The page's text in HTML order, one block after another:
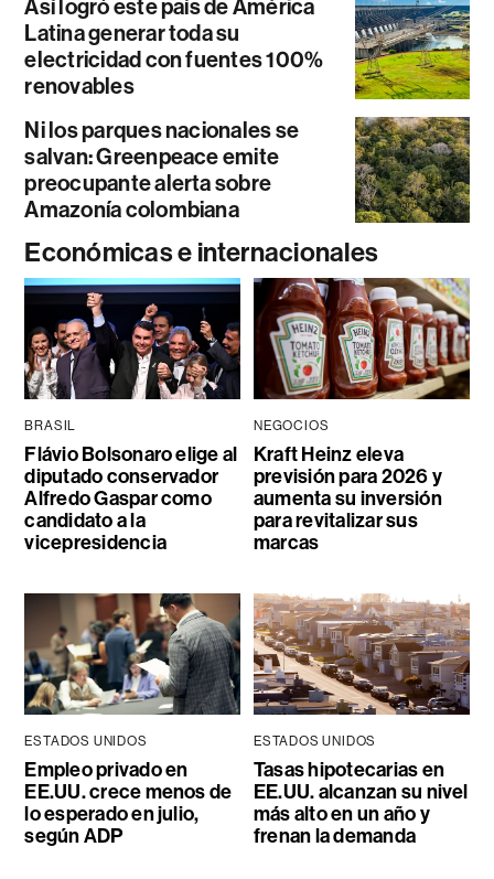
Así logró este país de América
Latina generar toda su
electricidad con fuentes 100%
renovables
Ni los parques nacionales se
salvan: Greenpeace emite
preocupante alerta sobre
Amazonía colombiana
Económicas e internacionales
BRASIL
Flávio Bolsonaro elige al
diputado conservador
Alfredo Gaspar como
candidato a la
vicepresidencia
NEGOCIOS
Kraft Heinz eleva
previsión para 2026 y
aumenta su inversión
para revitalizar sus
marcas
ESTADOS UNIDOS
Empleo privado en
EE.UU. crece menos de
lo esperado en julio,
según ADP
ESTADOS UNIDOS
Tasas hipotecarias en
EE.UU. alcanzan su nivel
más alto en un año y
frenan la demanda